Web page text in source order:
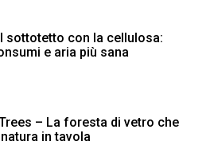
sottotetto con la cellulosa:
e aria più sana
– La foresta di vetro che
in tavola